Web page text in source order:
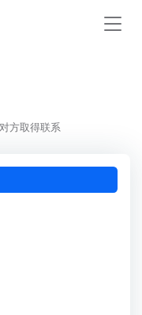
方取得联系